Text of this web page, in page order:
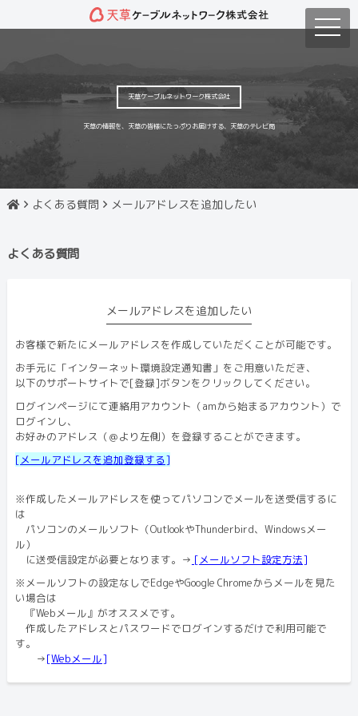
toggle
天草ケーブルネットワーク株式会社
天草の情報を、天草の皆様にたっぷりお届けする、天草のテレビ局
よくある質問 メールアドレスを追加したい
よくある質問
メールアドレスを追加したい
お客様で新たにメールアドレスを作成していただくことが可能です。
お手元に「インターネット環境設定通知書」をご用意いただき、
以下のサポートサイトで[登録]ボタンをクリックしてください。
ログインページにて連絡用アカウント（amから始まるアカウント）で
ログインし、
お好みのアドレス（＠より左側）を登録することができます。
[メールアドレスを追加登録する]
※作成したメールアドレスを使ってパソコンでメールを送受信するに
は
パソコンのメールソフト（OutlookやThunderbird、Windowsメー
ル）
に送受信設定が必要となります。→ [メールソフト設定方法]
※メールソフトの設定なしでEdgeやGoogle Chromeからメールを見た
い場合は
『Webメール』がオススメです。
作成したアドレスとパスワードでログインするだけで利用可能で
す。
→[Webメール]